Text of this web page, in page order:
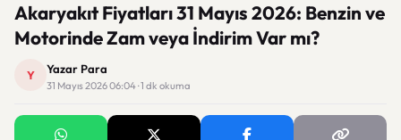
Akaryakıt Fiyatları 31 Mayıs 2026: Benzin ve
Motorinde Zam veya İndirim Var mı?
Y Yazar Para
31 Mayıs 2026 06:04 · 1 dk okuma